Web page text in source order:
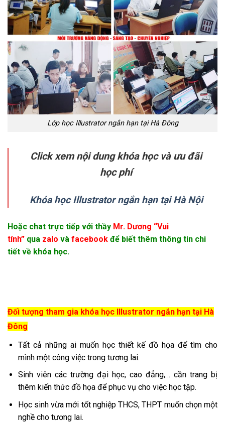
Lớp học Illustrator ngắn hạn tại Hà Đông
Click xem nội dung khóa học và ưu đãi
học phí
Khóa học Illustrator ngắn hạn tại Hà Nội
Hoặc chat trực tiếp với thầy Mr. Dương “Vui
tính” qua zalo và facebook để biết thêm thông tin chi
tiết về khóa học.
Đối tượng tham gia khóa học Illustrator ngắn hạn tại Hà
Đông
Tất cả những ai muốn học thiết kế đồ họa để tìm cho
mình một công việc trong tương lai.
Sinh viên các trường đại học, cao đẳng,… cần trang bị
thêm kiến thức đồ họa để phục vụ cho việc học tập.
Học sinh vừa mới tốt nghiệp THCS, THPT muốn chọn một
nghề cho tương lai.